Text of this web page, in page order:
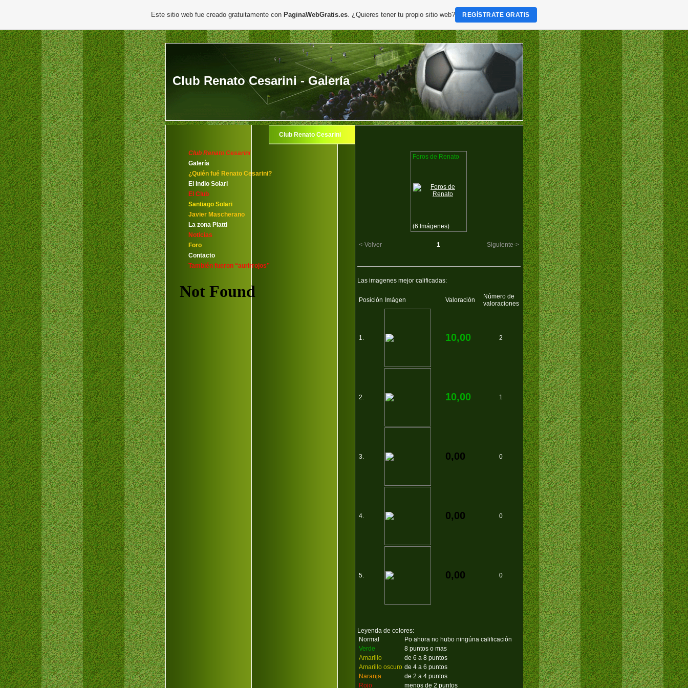
Club Renato Cesarini - Galería
Club Renato Cesarini
Club Renato Cesarini
Galería
¿Quién fué Renato Cesarini?
El Indio Solari
El Club
Santiago Solari
Javier Mascherano
La zona Piatti
Noticias
Foro
Contacto
También fueron “aurirrojos”
Foros de Renato
(6 Imágenes)
<-Volver 1 Siguiente->
Las imagenes mejor calificadas:
Posición Imágen Valoración
Número de
valoraciones
1. 10,00 2
2. 10,00 1
3. 0,00 0
4. 0,00 0
5. 0,00 0
Leyenda de colores:
Normal
Po ahora no hubo ningúna calificación
Verde
8 puntos o mas
Amarillo
de 6 a 8 puntos
Amarillo oscuro de 4 a 6 puntos
Naranja
de 2 a 4 puntos
Rojo
menos de 2 puntos
Este sitio web fue creado gratuitamente con PaginaWebGratis.es. ¿Quieres tener tu propio sitio web? REGÍSTRATE GRATIS